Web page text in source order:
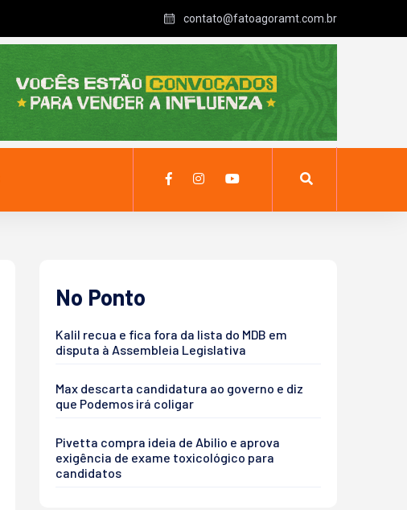
contato@fatoagoramt.com.br
No Ponto
Kalil recua e fica fora da lista do MDB em
disputa à Assembleia Legislativa
Max descarta candidatura ao governo e diz
que Podemos irá coligar
Pivetta compra ideia de Abilio e aprova
exigência de exame toxicológico para
candidatos